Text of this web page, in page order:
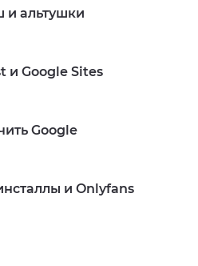
и альтушки
и Google Sites
Google
и Onlyfans